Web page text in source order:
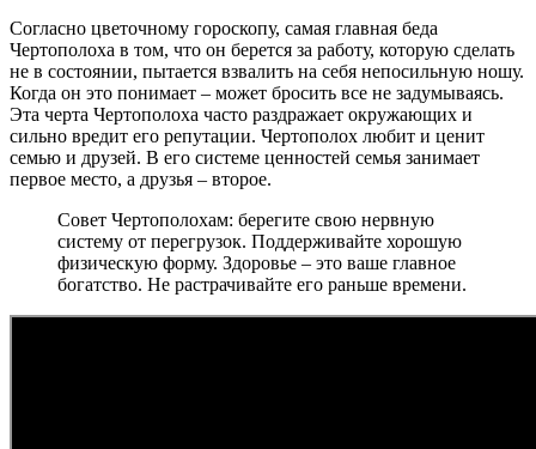
Согласно цветочному гороскопу, самая главная беда
Чертополоха в том, что он берется за работу, которую сделать
не в состоянии, пытается взвалить на себя непосильную ношу.
Когда он это понимает – может бросить все не задумываясь.
Эта черта Чертополоха часто раздражает окружающих и
сильно вредит его репутации. Чертополох любит и ценит
семью и друзей. В его системе ценностей семья занимает
первое место, а друзья – второе.
Совет Чертополохам: берегите свою нервную
систему от перегрузок. Поддерживайте хорошую
физическую форму. Здоровье – это ваше главное
богатство. Не растрачивайте его раньше времени.